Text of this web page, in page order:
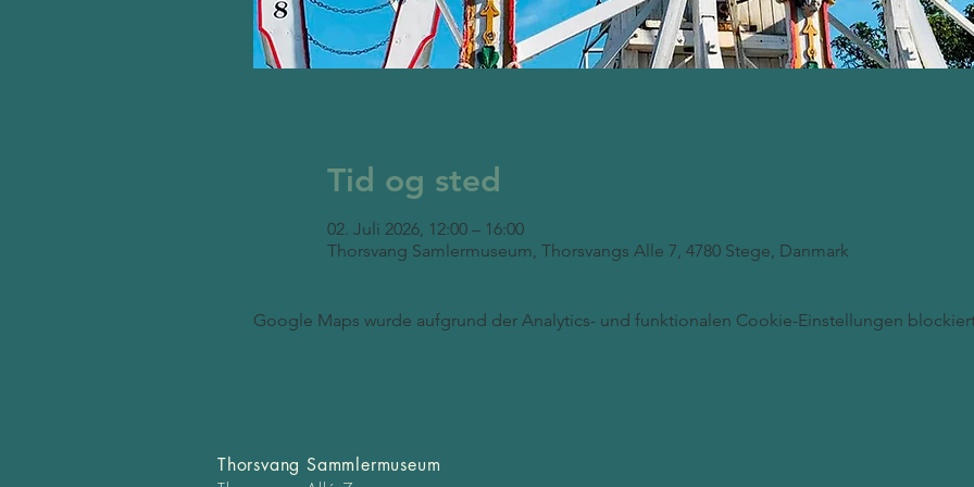
Tid og sted
02. Juli 2026, 12:00 – 16:00
Thorsvang Samlermuseum, Thorsvangs Alle 7, 4780 Stege, Danmark
Google Maps wurde aufgrund der Analytics- und funktionalen Cookie-Einstellungen
Thorsvang Sammlermuseum